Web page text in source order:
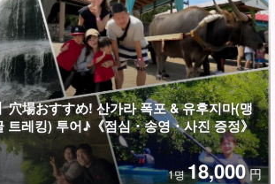
穴場おすすめ! 산가라 폭포 & 유후지마(맹
트레킹) 투어♪《점심・송영・사진 증정》
1명18,000 円